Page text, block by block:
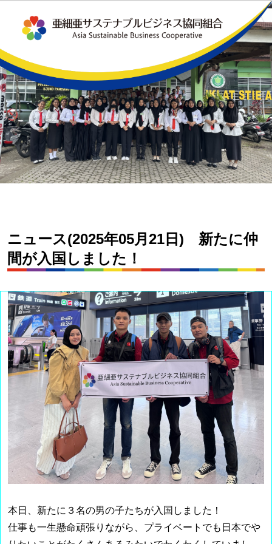
ニュース(2025年05月21日) 新たに仲
間が入国しました！
本日、新たに３名の男の子たちが入国しました！
仕事も一生懸命頑張りながら、プライベートでも日本でや